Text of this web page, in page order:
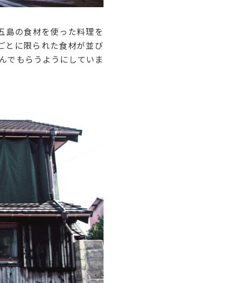
の食材を使った料理を
とに限られた食材が並び
でもらうようにしていま